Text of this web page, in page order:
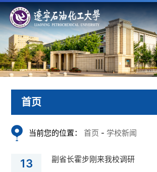
首页
当前您的位置：首页 - 学校新闻
13 副省长霍步刚来我校调研